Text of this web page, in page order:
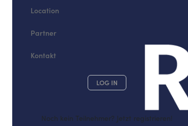
Location
Partner
Kontakt
LOG IN
Noch kein Teilnehmer? Jetzt registrieren!